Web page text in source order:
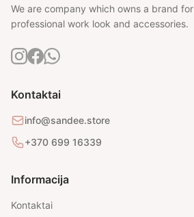
We are company which owns a brand for
professional work look and accessories.
Kontaktai
info@sandee.store
+370 699 16339
Informacija
Kontaktai